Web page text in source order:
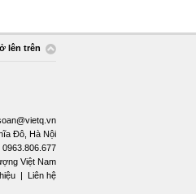
lên trên
Đô, Hà Nội
0963.806.677
Việt Nam
| Liên hệ